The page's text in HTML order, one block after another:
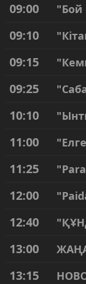
09:00 "Бой
09:10
09:15
09:25
10:10
11:00
11:25
12:00
12:40
13:00
13:15